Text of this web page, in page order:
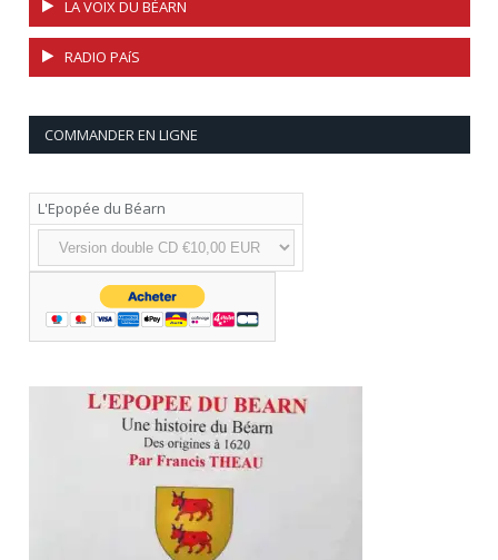
LA VOIX DU BÉARN
RADIO PAíS
COMMANDER EN LIGNE
L'Epopée du Béarn